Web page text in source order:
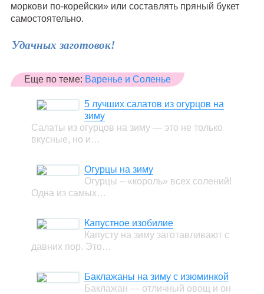
моркови по-корейски» или составлять пряный букет
самостоятельно.
Удачных заготовок!
Еще по теме: Варенье и Соленье
5 лучших салатов из огурцов на
зиму
Салаты из огурцов на зиму — это не только
вкусные, но и…
Огурцы на зиму
Огурцы – «король» всех солений!
Одна из самых…
Капустное изобилие
Капусту на зиму заготавливают с
давних пор. Это…
Баклажаны на зиму с изюминкой
Баклажан — отличный овощ и он